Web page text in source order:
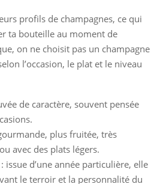
profils de champagnes, ce qui
ta bouteille au moment de
on ne choisit pas un champagne
l’occasion, le plat et le niveau
de caractère, souvent pensée
plus fruitée, très
avec des plats légers.
: issue d’une année particulière, elle
le terroir et la personnalité du